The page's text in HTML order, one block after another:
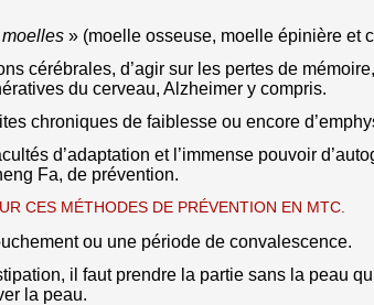
moelles » (moelle osseuse, moelle épinière et
cérébrales, d’agir sur les pertes de
du cerveau, Alzheimer y compris.
chroniques de faiblesse ou encore
d’adaptation et l’immense pouvoir
Fa, de prévention.
CES MÉTHODES DE PRÉVENTION EN MTC.
ou une période de convalescence.
il faut prendre la partie sans la peau
la peau.